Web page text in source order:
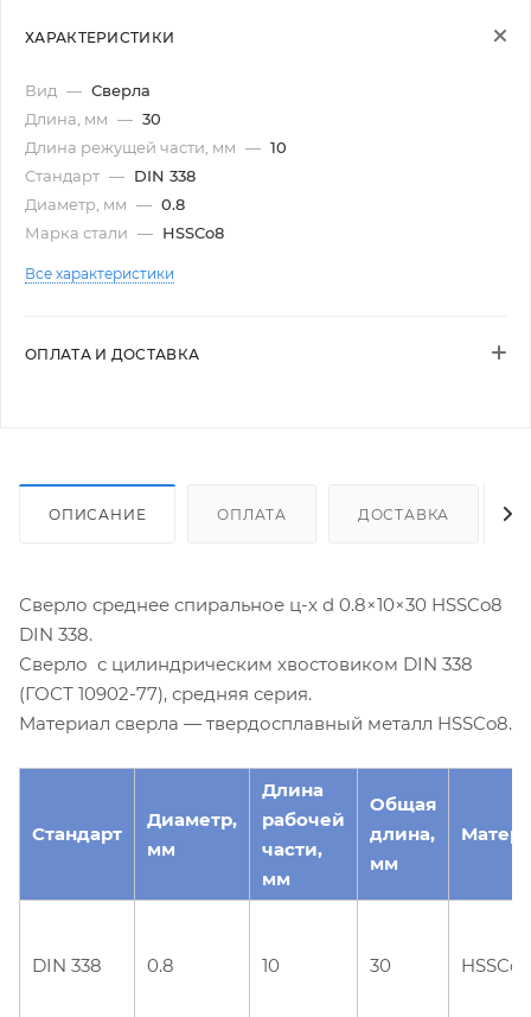
ХАРАКТЕРИСТИКИ
Вид — Сверла
Длина, мм — 30
Длина режущей части, мм — 10
Стандарт — DIN 338
Диаметр, мм — 0.8
Марка стали — HSSCo8
Все характеристики
ОПЛАТА И ДОСТАВКА
ОПИСАНИЕ ОПЛАТА ДОСТАВКА
Сверло среднее спиральное ц-х d 0.8×10×30 HSSCo8
DIN 338.
Сверло с цилиндрическим хвостовиком DIN 338
(ГОСТ 10902-77), средняя серия.
Материал сверла — твердосплавный металл HSSCo8.
Стандарт
Диаметр,
мм
Длина
рабочей
части,
мм
Общая
длина,
мм
DIN 338 0.8 10 30 HSSCo8